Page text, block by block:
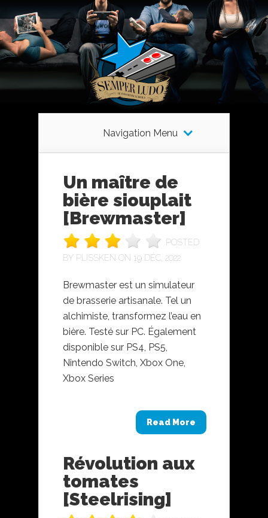
Navigation Menu
Un maître de
bière siouplait
[Brewmaster]
POSTED
BY PLISSKEN ON 19 DÉC, 2022
Brewmaster est un simulateur
de brasserie artisanale. Tel un
alchimiste, transformez l’eau en
bière. Testé sur PC. Également
disponible sur PS4, PS5,
Nintendo Switch, Xbox One,
Xbox Series
Read More
Révolution aux
tomates
[Steelrising]